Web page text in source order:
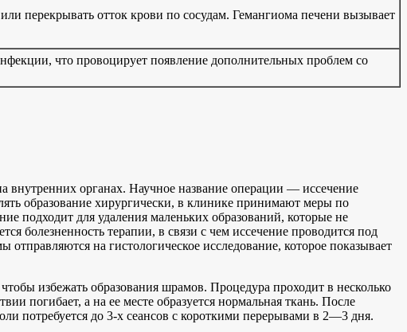
перекрывать отток крови по сосудам. Гемангиома печени вызывает
что провоцирует появление дополнительных проблем со
внутренних органах. Научное название операции — иссечение
образование хирургически, в клинике принимают меры по
подходит для удаления маленьких образований, которые не
болезненность терапии, в связи с чем иссечение проводится под
на гистологическое исследование, которое показывает
избежать образования шрамов. Процедура проходит в несколько
погибает, а на ее месте образуется нормальная ткань. После
потребуется до 3-х сеансов с короткими перерывами в 2—3 дня.